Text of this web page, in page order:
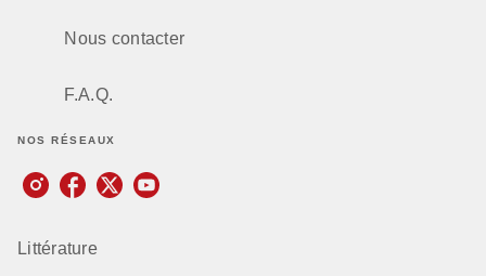
Nous contacter
F.A.Q.
NOS RÉSEAUX
Littérature